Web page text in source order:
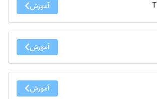
آموزش
آموزش
آموزش